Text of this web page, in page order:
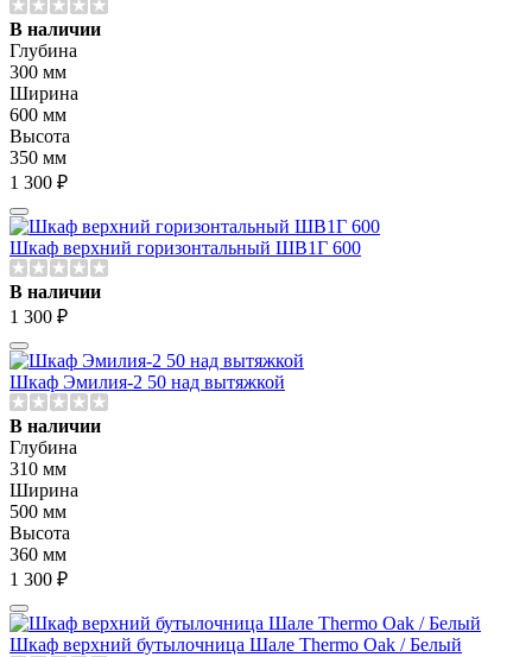
В наличии
Глубина
300 мм
Ширина
600 мм
Высота
350 мм
1 300 ₽
Шкаф верхний горизонтальный ШВ1Г 600
В наличии
1 300 ₽
Шкаф Эмилия-2 50 над вытяжкой
В наличии
Глубина
310 мм
Ширина
500 мм
Высота
360 мм
1 300 ₽
Шкаф верхний бутылочница Шале Thermo Oak / Белый